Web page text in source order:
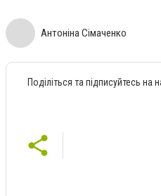
Антоніна Сімаченко
Поділіться та підписуйтесь на